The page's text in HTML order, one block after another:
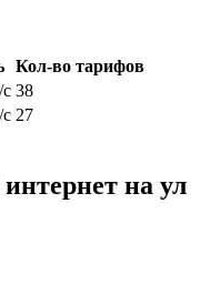
Кол-во тарифов
38
27
на ул